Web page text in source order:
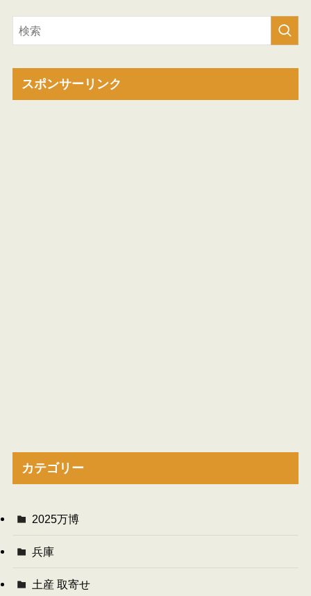
スポンサーリンク
カテゴリー
2025万博
兵庫
土産 取寄せ